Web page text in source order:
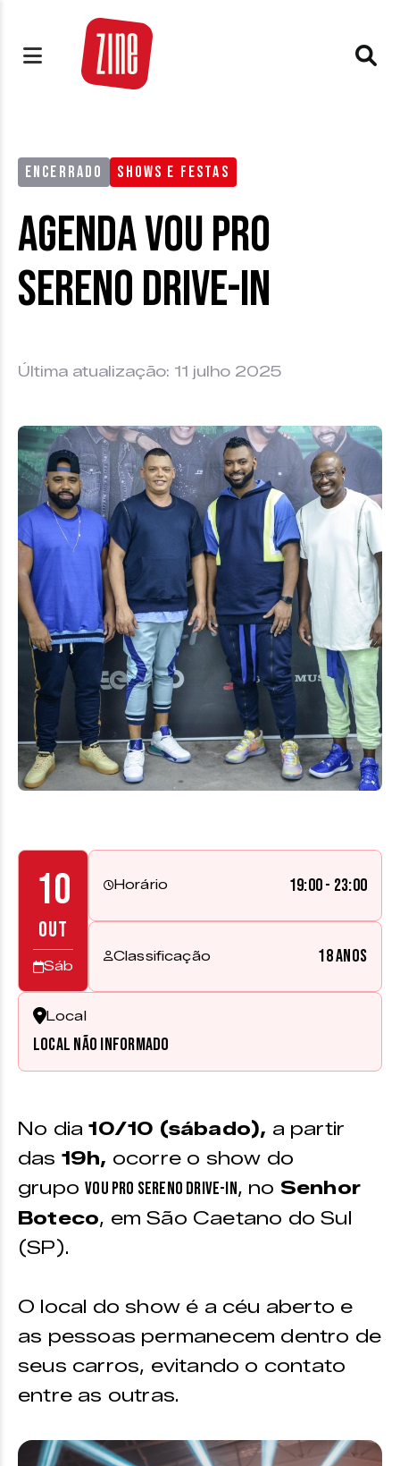
ENCERRADO SHOWS E FESTAS
Agenda Vou Pro
Sereno Drive-in
Última atualização: 11 julho 2025
10
OUT
Sáb
Horário 19:00 - 23:00
Classificação 18 anos
Local
Local não informado
No dia10/10 (sábado), a partir
das 19h, ocorre o show do
grupoVou Pro Sereno Drive-in, no Senhor
Boteco, em São Caetano do Sul
(SP).
O local do show é a céu aberto e
as pessoas permanecem dentro de
seus carros, evitando o contato
entre as outras.